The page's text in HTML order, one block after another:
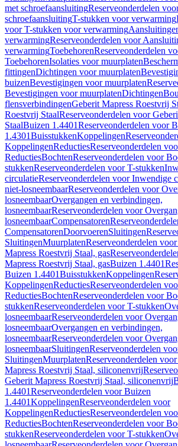
met schroefaansluitingReserveonderdelen
schroefaansluitingT-stukken voor verwarming
voor T-stukken voor verwarming
verwarmingReserveonderdelen voor
verwarmingToebehorenReserveonderdelen
ToebehorenIsolaties voor muurplaten
fittingenDichtingen voor muurplaten
buizenBevestigingen voor muurplaten
Bevestigingen voor muurplatenDichtingen
flensverbindingenGeberit Mapress Roestvrij
Roestvrij StaalReserveonderdelen voor
StaalBuizen 1.4401Reserveonderdelen voor
1.4301BuisstukkenKoppelingen
KoppelingenReductiesReserveonderdelen
ReductiesBochtenReserveonderdelen voor
stukkenReserveonderdelen voor T-stukken
circulatieReserveonderdelen voor Inwendige
niet-losneembaarReserveonderdelen voor
losneembaarOvergangen en verbindingen,
losneembaarReserveonderdelen voor
losneembaarCompensatoren
CompensatorenDoorvoerenSluitingen
SluitingenMuurplatenReserveonderdelen
Mapress Roestvrij Staal, gas
Mapress Roestvrij Staal, gasBuizen 1.4401
Buizen 1.4401BuisstukkenKoppelingen
KoppelingenReductiesReserveonderdelen
ReductiesBochtenReserveonderdelen voor
stukkenReserveonderdelen voor T-stukken
losneembaarReserveonderdelen voor
losneembaarOvergangen en verbindingen,
losneembaarReserveonderdelen voor
losneembaarSluitingenReserveonderdelen
SluitingenMuurplatenReserveonderdelen
Mapress Roestvrij Staal, siliconenvrij
Geberit Mapress Roestvrij Staal, siliconenvrij
1.4401Reserveonderdelen voor Buizen
1.4401KoppelingenReserveonderdelen voor
KoppelingenReductiesReserveonderdelen
ReductiesBochtenReserveonderdelen voor
stukkenReserveonderdelen voor T-stukken